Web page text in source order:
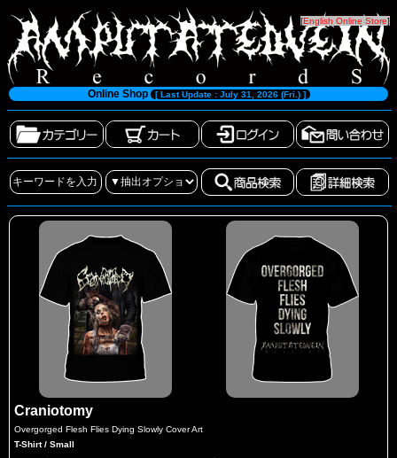
[English Online Store]
Online Shop [ Last Update : July 31, 2026 (Fri.) ]
Craniotomy
Overgorged Flesh Flies Dying Slowly Cover Art
T-Shirt / Small